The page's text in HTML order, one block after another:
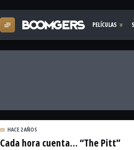
HACE 2 AÑOS
Cada hora cuenta… “The Pitt”